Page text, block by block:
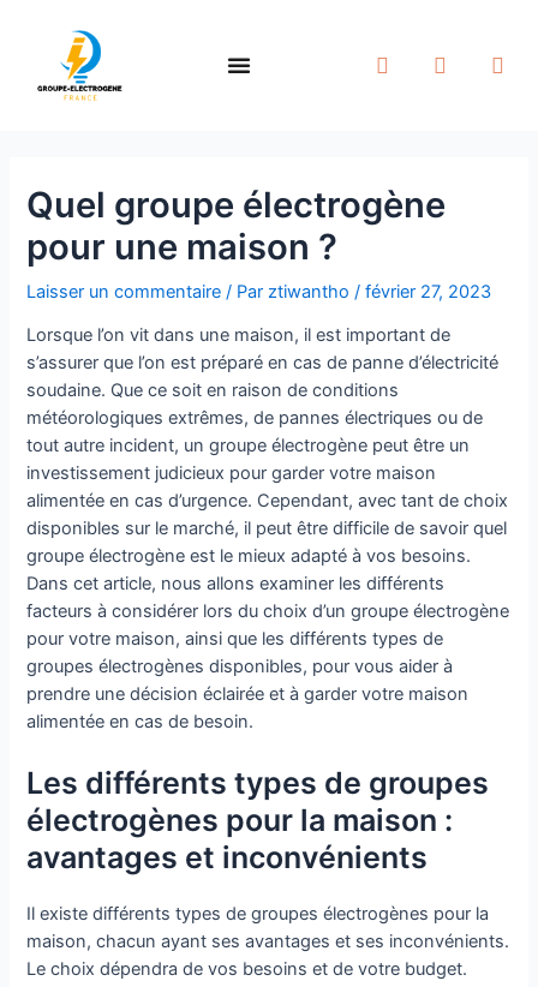
Quel groupe électrogène
pour une maison ?
Laisser un commentaire / Parztiwantho /février 27, 2023
Lorsque l’on vit dans une maison, il est important de
s’assurer que l’on est préparé en cas de panne d’électricité
soudaine. Que ce soit en raison de conditions
météorologiques extrêmes, de pannes électriques ou de
tout autre incident, un groupe électrogène peut être un
investissement judicieux pour garder votre maison
alimentée en cas d’urgence. Cependant, avec tant de choix
disponibles sur le marché, il peut être difficile de savoir quel
groupe électrogène est le mieux adapté à vos besoins.
Dans cet article, nous allons examiner les différents
facteurs à considérer lors du choix d’un groupe électrogène
pour votre maison, ainsi que les différents types de
groupes électrogènes disponibles, pour vous aider à
prendre une décision éclairée et à garder votre maison
alimentée en cas de besoin.
Les différents types de groupes
électrogènes pour la maison :
avantages et inconvénients
Il existe différents types de groupes électrogènes pour la
maison, chacun ayant ses avantages et ses inconvénients.
Le choix dépendra de vos besoins et de votre budget.